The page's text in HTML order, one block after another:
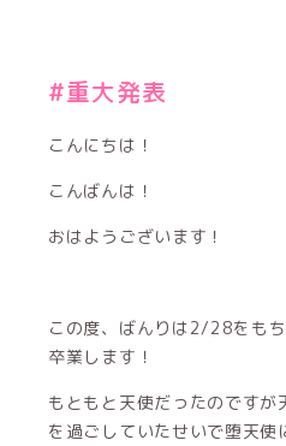
#重大発表
こんにちは！
こんばんは！
おはようございます！
この度、ばんりは2/28をも
卒業します！
もともと天使だったのですが
を過ごしていたせいで堕天使